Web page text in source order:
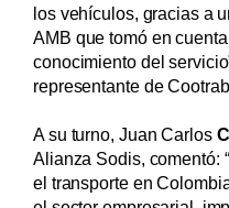
los vehículos, gracias a
AMB que tomó en
conocimiento del
representante de
A su turno, Juan Carlos
Alianza Sodis, comentó:
el transporte en